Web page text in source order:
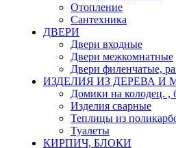
Отопление
Сантехника
ДВЕРИ
Двери входные
Двери межкомнатные
Двери филенчатые,
ИЗДЕЛИЯ ИЗ ДЕРЕВА И
Домики на колодец. ,
Изделия сварные
Теплицы из
Туалеты
КИРПИЧ, БЛОКИ